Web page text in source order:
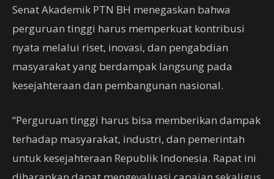
Senat Akademik PTN BH menegaskan bahwa
perguruan tinggi harus memperkuat kontribusi
nyata melalui riset, inovasi, dan pengabdian
masyarakat yang berdampak langsung pada
kesejahteraan dan pembangunan nasional.
“Perguruan tinggi harus bisa memberikan dampak
terhadap masyarakat, industri, dan pemerintah
untuk kesejahteraan Republik Indonesia. Rapat ini